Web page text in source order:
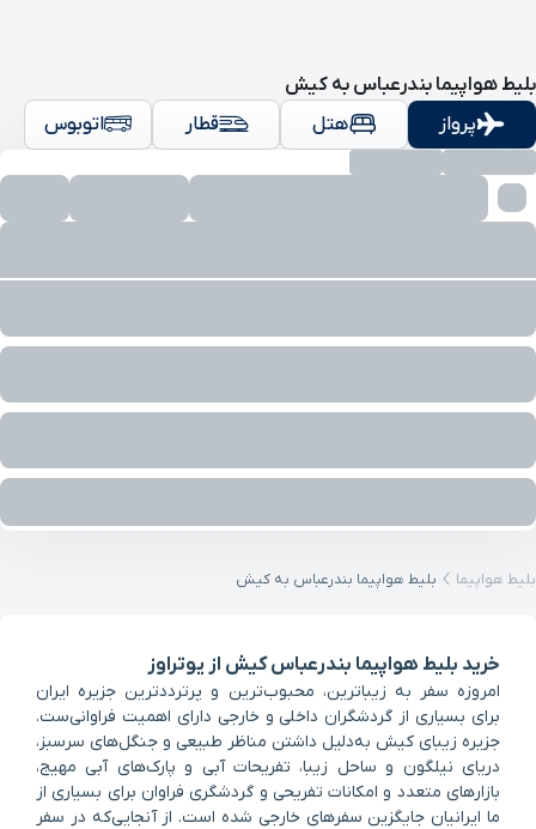
بلیط هواپیما بندرعباس به کیش
پرواز
هتل قطار اتوبوس
بلیط هواپیما بلیط هواپیما بندرعباس به کیش
خرید بلیط هواپیما بندرعباس کیش از یوتراوز
امروزه سفر به زیباترین، محبوب‌ترین و پرترددترین جزیره ایران
برای بسیاری از گردشگران داخلی و خارجی دارای اهمیت فراوانی‌ست.
جزیره زیبای کیش به‌دلیل داشتن مناظر طبیعی و جنگل‌های سرسبز،
دریای نیلگون و ساحل زیبا، تفریحات آبی و پارک‌های آبی مهیج،
بازارهای متعدد و امکانات تفریحی و گردشگری فراوان برای بسیاری از
ما ایرانیان جایگزین سفرهای خارجی شده است. از آنجایی‌که در سفر